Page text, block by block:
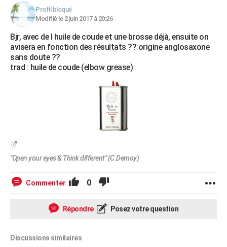
S'inscrire
Se connecter
Lycées
Collèges
Primaires
Universités
Entreprises
Service militaire
Avis de recherche
AVIS DE DÉCÈS
FORUM
Bricolage
Lifestyle
Culture
Sport
Auto
Television
Voyage
Cinema
Profil bloqué
Modifié le 2 juin 2017 à 20:26
Bjr, avec de l huile de coude et une brosse déjà, ensuite on
avisera en fonction des résultats ?? origine anglosaxone
sans doute ??
trad : huile de coude (elbow grease)
"Open your eyes & Think different" (C.Demoy)
Commenter 0
Répondre Posez votre question
Discussions similaires